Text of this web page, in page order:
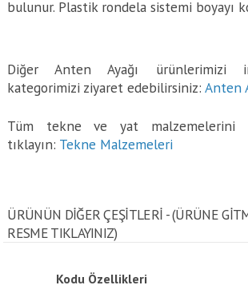
bulunur. Plastik rondela sistemi boyayı
Diğer Anten Ayağı ürünlerimizi
kategorimizi ziyaret edebilirsiniz:Anten
Tüm tekne ve yat malzemelerini
tıklayın: Tekne Malzemeleri
ÜRÜNÜN DİĞER ÇEŞİTLERİ - (ÜRÜNE
RESME TIKLAYINIZ)
Kodu Özellikleri